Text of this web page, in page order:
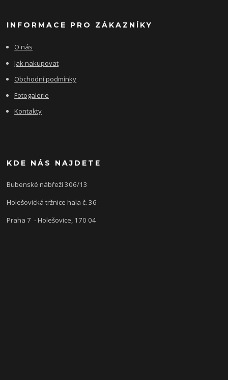
INFORMACE PRO ZÁKAZNÍKY
O nás
Jak nakupovat
Obchodní podmínky
Fotogalerie
Kontakty
KDE NÁS NAJDETE
Bubenské nábřeží 306/13
Holešovická tržnice hala č. 36
Praha 7 - Holešovice, 170 04